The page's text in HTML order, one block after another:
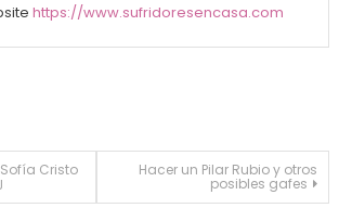
https://www.sufridoresencasa.com
de entradas
Cristo
Hacer un Pilar Rubio y otros
posibles gafes